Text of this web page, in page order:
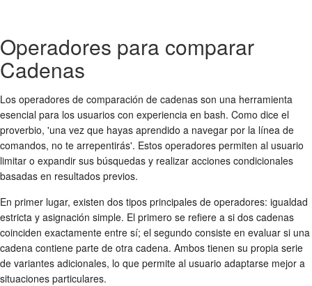
Operadores para comparar
Cadenas
Los operadores de comparación de cadenas son una herramienta
esencial para los usuarios con experiencia en bash. Como dice el
proverbio, 'una vez que hayas aprendido a navegar por la línea de
comandos, no te arrepentirás'. Estos operadores permiten al usuario
limitar o expandir sus búsquedas y realizar acciones condicionales
basadas en resultados previos.
En primer lugar, existen dos tipos principales de operadores: igualdad
estricta y asignación simple. El primero se refiere a si dos cadenas
coinciden exactamente entre sí; el segundo consiste en evaluar si una
cadena contiene parte de otra cadena. Ambos tienen su propia serie
de variantes adicionales, lo que permite al usuario adaptarse mejor a
situaciones particulares.